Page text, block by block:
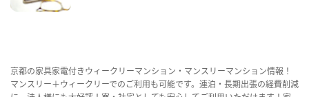
京都の家具家電付きウィークリーマンション・マンスリーマンション情報！
マンスリー＋ウィークリーでのご利用も可能です。連泊・長期出張の経費削減